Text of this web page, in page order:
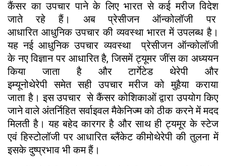
कैंसर का उपचार पाने के लिए भारत से कई मरीज विदेश
जाते रहे हैं। अब प्रेसीजन ऑन्कोलॉजी पर
आधारित आधुनिक उपचार की व्यवस्था भारत में उपलब्ध है।
यह नई आधुनिक उपचार व्यवस्था प्रेसीजन ऑन्कोलॉजी
के नए विज्ञान पर आधारित है, जिसमें ट्यूमर जींस का अध्ययन
किया जाता है और टार्गेटेड थेरेपी और
इम्यूनोथेरेपी समेत सही उपचार मरीज को मुहैया कराया
जाता है। इस उपचार से कैंसर कोशिकाओं द्वारा उपयोग किए
जाने वाले अंतर्निहित सर्वाइवल मैकेनिज्म को ठीक करने में मदद
मिलती है। यह बहेद कारगर है और साथ ही ट्यमूर के स्टेज
एवं हिस्टोलॉजी पर आधारित ब्लैंकेट कीमोथेरेपी की तुलना में
इसके दुष्प्रभाव भी कम हैं।